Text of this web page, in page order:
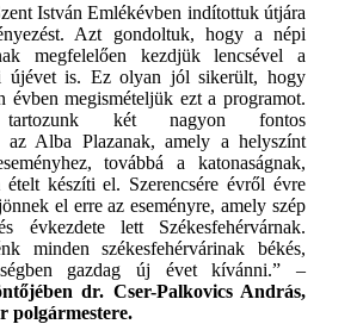
István Emlékévben indítottuk útjára
Azt gondoltuk, hogy a népi
megfelelően kezdjük lencsével a
újévet is. Ez olyan jól sikerült, hogy
évben megismételjük ezt a programot.
tartozunk két nagyon fontos
az Alba Plazanak, amely a helyszínt
továbbá a katonaságnak,
készíti el. Szerencsére évről évre
el erre az eseményre, amely szép
évkezdete lett Székesfehérvárnak.
minden székesfehérvárinak békés,
gazdag új évet kívánni.” –
dr. Cser-Palkovics András,
polgármestere.